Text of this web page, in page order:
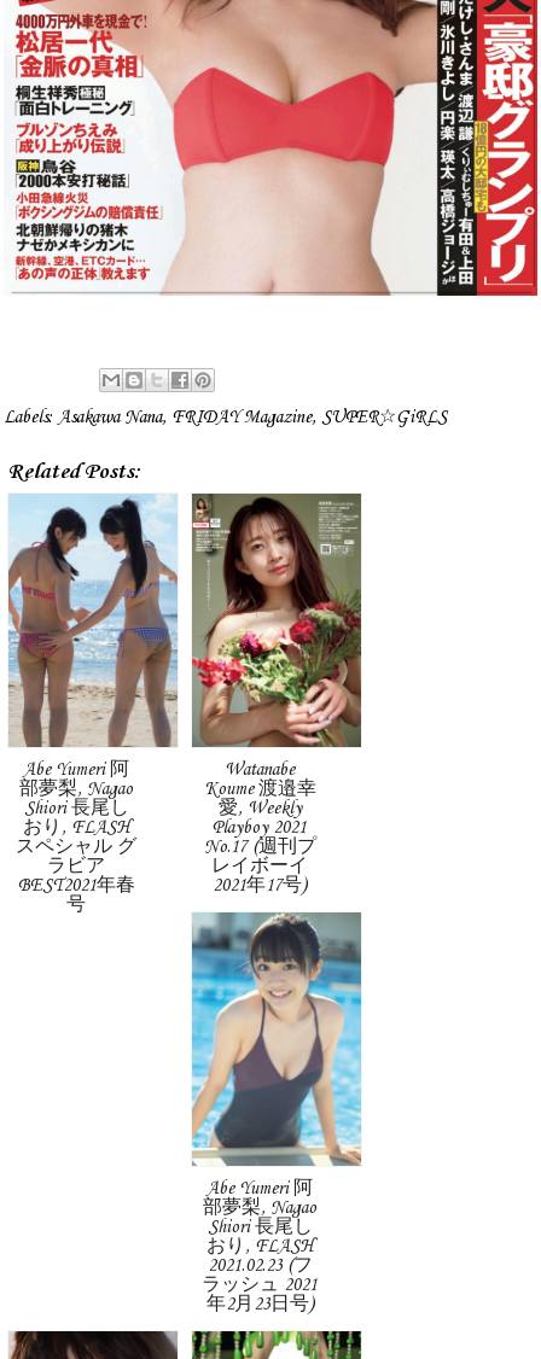
Labels: Asakawa Nana, FRIDAY Magazine, SUPER☆GiRLS
Related Posts:
Abe Yumeri 阿
部夢梨, Nagao
Shiori 長尾し
おり, FLASH
スペシャル グ
ラビア
BEST2021年春
号
Watanabe
Koume 渡邉幸
愛, Weekly
Playboy 2021
No.17 (週刊プ
レイボーイ
2021年17号)
Abe Yumeri 阿
部夢梨, Nagao
Shiori 長尾し
おり, FLASH
2021.02.23 (フ
ラッシュ 2021
年2月23日号)